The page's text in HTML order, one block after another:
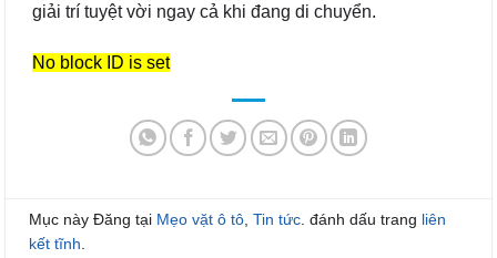
giải trí tuyệt vời ngay cả khi đang di chuyển.
No block ID is set
Mục này Đăng tại Mẹo vặt ô tô Tin tức . đánh dấu trang liên
kết tĩnh